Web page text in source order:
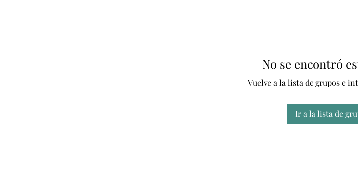
No se encontró
Vuelve a la lista de grupos e
Ir a la lista de